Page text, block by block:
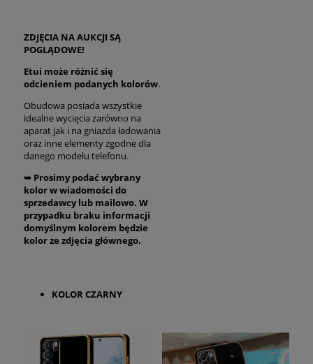
ZDJĘCIA NA AUKCJI SĄ
POGLĄDOWE!
Etui może różnić się
odcieniem podanych kolorów.
Obudowa posiada wszystkie
idealne wycięcia zarówno na
aparat jak i na gniazda ładowania
oraz inne elementy zgodne dla
danego modelu telefonu.
➥ Prosimy podać wybrany
kolor w wiadomości do
sprzedawcy lub mailowo. W
przypadku braku informacji
domyślnym kolorem będzie
kolor ze zdjęcia głównego.
KOLOR CZARNY